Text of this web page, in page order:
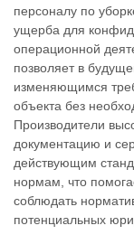
персоналу по
ущерба для
операционной
позволяет в
изменяющимся
объекта без
Производители
документацию и
действующим
нормам, что
соблюдать
потенциальных